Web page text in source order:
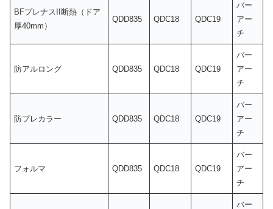
BFプレナスII断熱（ドア
厚40mm）
QDD835 QDC18 QDC19
バー
アー
チ
防アルロング QDD835 QDC18 QDC19
バー
アー
チ
防プレカラー QDD835 QDC18 QDC19
バー
アー
チ
フォルマ QDD835 QDC18 QDC19
バー
アー
チ
バー